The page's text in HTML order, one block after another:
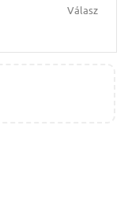
Válasz